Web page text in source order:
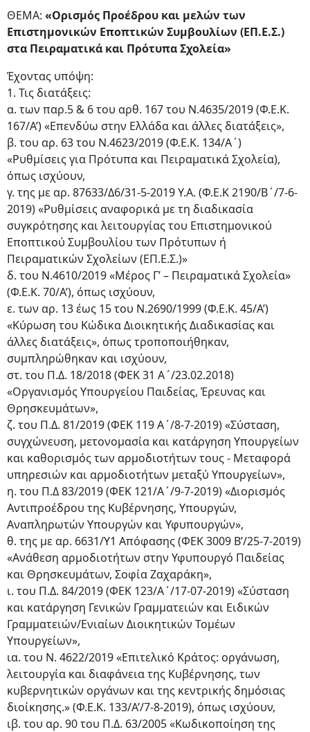
ΘΕΜΑ: «Ορισμός Προέδρου και μελών των
Επιστημονικών Εποπτικών Συμβουλίων (ΕΠ.Ε.Σ.)
στα Πειραματικά και Πρότυπα Σχολεία»
Έχοντας υπόψη:
1. Τις διατάξεις:
α. των παρ.5 & 6 του αρθ. 167 του Ν.4635/2019 (Φ.Ε.Κ.
167/Α’) «Επενδύω στην Ελλάδα και άλλες διατάξεις»,
β. του αρ. 63 του Ν.4623/2019 (Φ.Ε.Κ. 134/Α΄)
«Ρυθμίσεις για Πρότυπα και Πειραματικά Σχολεία),
όπως ισχύουν,
γ. της με αρ. 87633/Δ6/31-5-2019 Υ.Α. (Φ.Ε.Κ 2190/Β΄/7-6-
2019) «Ρυθμίσεις αναφορικά με τη διαδικασία
συγκρότησης και λειτουργίας του Επιστημονικού
Εποπτικού Συμβουλίου των Πρότυπων ή
Πειραματικών Σχολείων (ΕΠ.Ε.Σ.)»
δ. του Ν.4610/2019 «Μέρος Γ’ – Πειραματικά Σχολεία»
(Φ.Ε.Κ. 70/Α’), όπως ισχύουν,
ε. των αρ. 13 έως 15 του Ν.2690/1999 (Φ.Ε.Κ. 45/Α’)
«Κύρωση του Κώδικα Διοικητικής Διαδικασίας και
άλλες διατάξεις», όπως τροποποιήθηκαν,
συμπληρώθηκαν και ισχύουν,
στ. του Π.Δ. 18/2018 (ΦΕΚ 31 Α΄/23.02.2018)
«Οργανισμός Υπουργείου Παιδείας, Έρευνας και
Θρησκευμάτων»,
ζ. του Π.Δ. 81/2019 (ΦΕΚ 119 Α΄/8-7-2019) «Σύσταση,
συγχώνευση, μετονομασία και κατάργηση Υπουργείων
και καθορισμός των αρμοδιοτήτων τους - Μεταφορά
υπηρεσιών και αρμοδιοτήτων μεταξύ Υπουργείων»,
η. του Π.Δ 83/2019 (ΦΕΚ 121/Α΄/9-7-2019) «Διορισμός
Αντιπροέδρου της Κυβέρνησης, Υπουργών,
Αναπληρωτών Υπουργών και Υφυπουργών»,
θ. της με αρ. 6631/Υ1 Απόφασης (ΦΕΚ 3009 Β’/25-7-2019)
«Ανάθεση αρμοδιοτήτων στην Υφυπουργό Παιδείας
και Θρησκευμάτων, Σοφία Ζαχαράκη»,
ι. του Π.Δ. 84/2019 (ΦΕΚ 123/Α΄/17-07-2019) «Σύσταση
και κατάργηση Γενικών Γραμματειών και Ειδικών
Γραμματειών/Ενιαίων Διοικητικών Τομέων
Υπουργείων»,
ια. του Ν. 4622/2019 «Επιτελικό Κράτος: οργάνωση,
λειτουργία και διαφάνεια της Κυβέρνησης, των
κυβερνητικών οργάνων και της κεντρικής δημόσιας
διοίκησης.» (Φ.Ε.Κ. 133/Α’/7-8-2019), όπως ισχύουν,
ιβ. του αρ. 90 του Π.Δ. 63/2005 «Κωδικοποίηση της